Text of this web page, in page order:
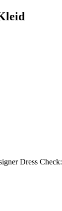
Dress Check: